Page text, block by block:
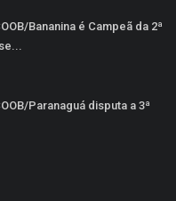
Bananina é Campeã da 2ª
Paranaguá disputa a 3ª